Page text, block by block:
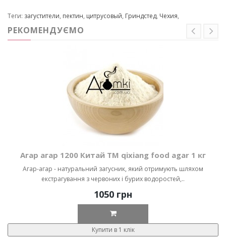
Теги: загустители, пектин, цитрусовый, Гриндстед, Чехия,
РЕКОМЕНДУЄМО
Агар агар 1200 Китай ТМ qixiang food agar 1 кг
Агар-агар - натуральний загусник, який отримують шляхом
екстрагування з червоних і бурих водоростей,..
1050 грн
Купити в 1 клік